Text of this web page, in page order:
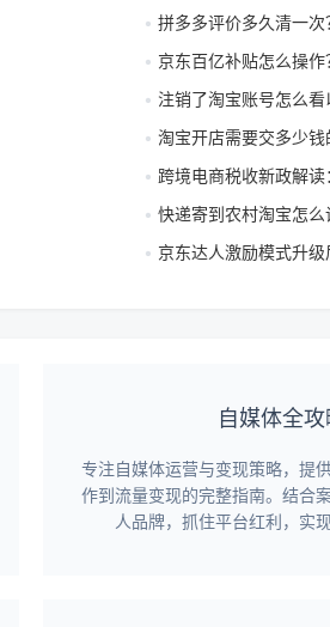
拼多多评价多久清一次
京东百亿补贴怎么操
注销了淘宝账号怎么看
淘宝开店需要交多少钱
跨境电商税收新政解
快递寄到农村淘宝怎么
京东达人激励模式升
自媒体全
专注自媒体运营与变现策略，提
作到流量变现的完整指南。结合
人品牌，抓住平台红利，实